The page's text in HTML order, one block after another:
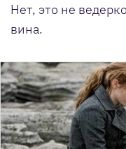
Нет, это не
вина.